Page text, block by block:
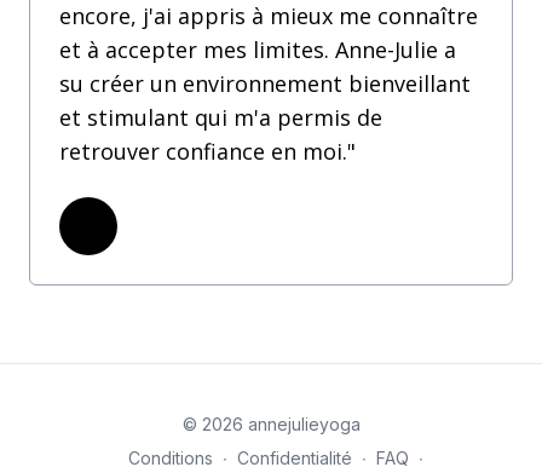
encore, j'ai appris à mieux me connaître
et à accepter mes limites. Anne-Julie a
su créer un environnement bienveillant
et stimulant qui m'a permis de
retrouver confiance en moi."
© 2026 annejulieyoga
Conditions ∙ Confidentialité ∙ FAQ ∙